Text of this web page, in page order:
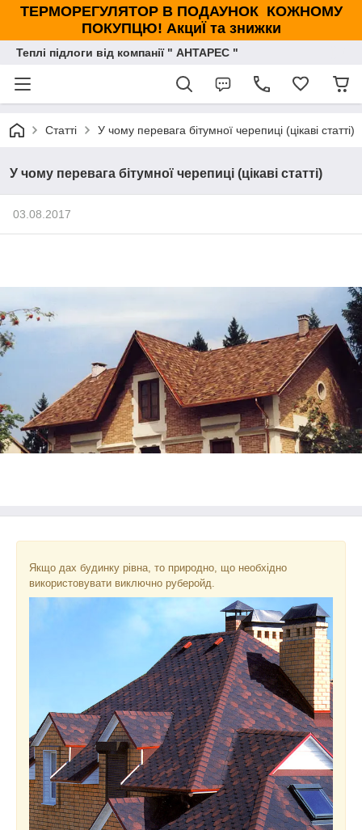
ТЕРМОРЕГУЛЯТОР В ПОДАУНОК КОЖНОМУ
ПОКУПЦЮ! АкциЇ та знижки
Теплі підлоги від компанії " АНТАРЕС "
Статті У чому перевага бітумної черепиці (цікаві статті)
У чому перевага бітумної черепиці (цікаві статті)
03.08.2017
Якщо дах будинку рівна, то природно, що необхідно
використовувати виключно руберойд.